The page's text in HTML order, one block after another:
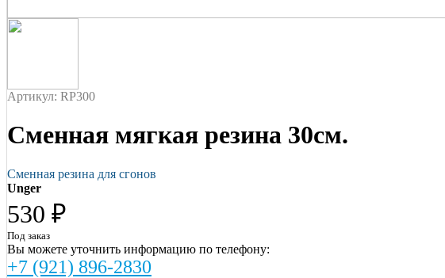
Артикул: RP300
Сменная мягкая резина 30см.
Сменная резина для сгонов
Unger
530 ₽
Под заказ
Вы можете уточнить информацию по телефону:
+7 (921) 896-2830